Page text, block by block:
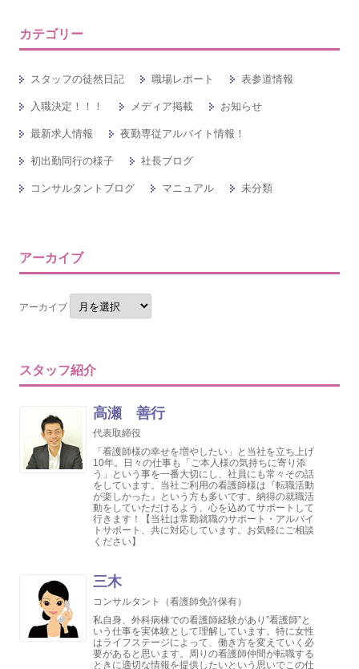
カテゴリー
スタッフの徒然日記 職場レポート 表参道情報
入職決定！！！ メディア掲載 お知らせ
最新求人情報 夜勤専従アルバイト情報！
初出勤同行の様子 社長ブログ
コンサルタントブログ マニュアル 未分類
アーカイブ
アーカイブ
スタッフ紹介
高瀬 善行
代表取締役
「看護師様の幸せを増やしたい」と当社を立ち上げ
10年。日々の仕事も「ご本人様の気持ちに寄り添
う」という事を一番大切にし、社員にも常々その話
をしています。当社ご利用の看護師様は『転職活動
が楽しかった』という方も多いです。納得の就職活
動をしていただけるよう、心を込めてサポートして
行きます！【当社は常勤就職のサポート・アルバイ
トサポート、共に対応しています。お気軽にご相談
ください】
三木
コンサルタント（看護師免許保有）
私自身、外科病棟での看護師経験があり”看護師”と
いう仕事を実体験として理解しています。特に女性
はライフステージによって、働き方を変えていく必
要があると思います。周りの看護師仲間が転職する
ときに適切な情報を提供したいという思いでこの仕